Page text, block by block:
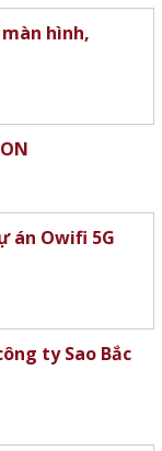
hình,
án Owifi 5G
ty Sao Bắc